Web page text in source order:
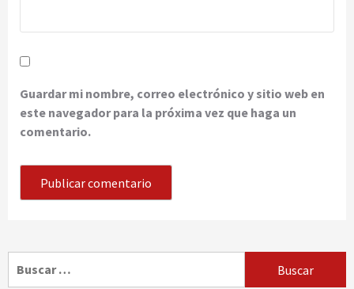
Guardar mi nombre, correo electrónico y sitio web en
este navegador para la próxima vez que haga un
comentario.